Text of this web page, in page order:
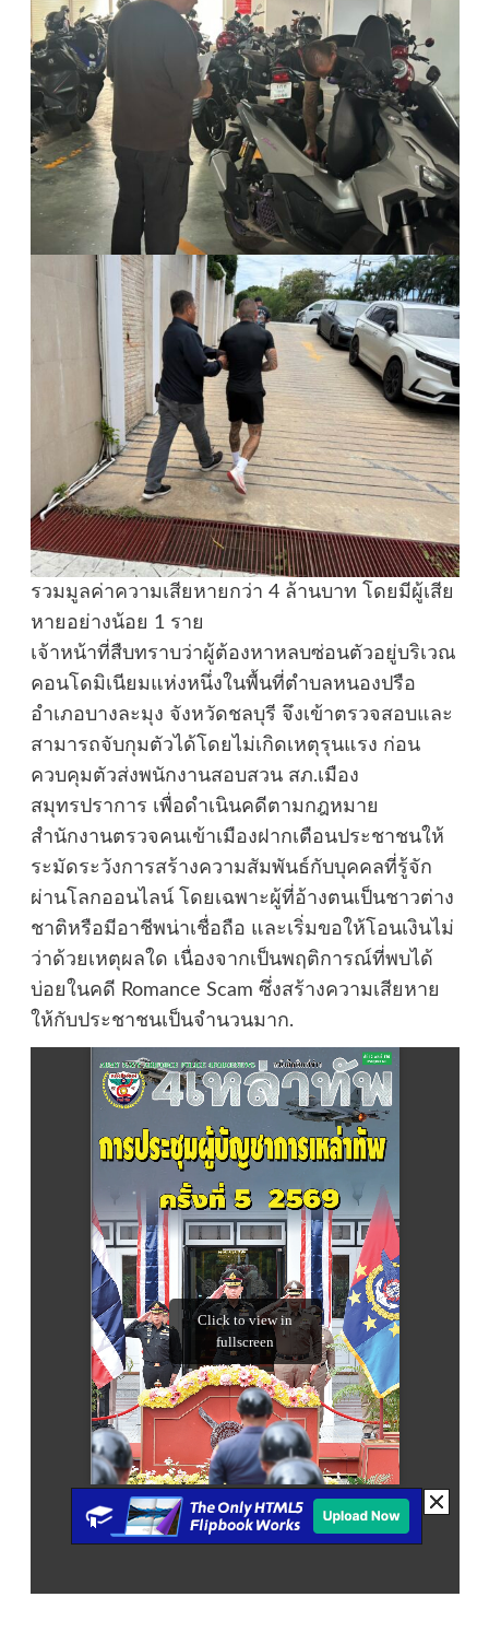
รวมมูลค่าความเสียหายกว่า 4 ล้านบาท โดยมีผู้เสีย
หายอย่างน้อย 1 ราย
เจ้าหน้าที่สืบทราบว่าผู้ต้องหาหลบซ่อนตัวอยู่บริเวณ
คอนโดมิเนียมแห่งหนึ่งในพื้นที่ตำบลหนองปรือ
อำเภอบางละมุง จังหวัดชลบุรี จึงเข้าตรวจสอบและ
สามารถจับกุมตัวได้โดยไม่เกิดเหตุรุนแรง ก่อน
ควบคุมตัวส่งพนักงานสอบสวน สภ.เมือง
สมุทรปราการ เพื่อดำเนินคดีตามกฎหมาย
สำนักงานตรวจคนเข้าเมืองฝากเตือนประชาชนให้
ระมัดระวังการสร้างความสัมพันธ์กับบุคคลที่รู้จัก
ผ่านโลกออนไลน์ โดยเฉพาะผู้ที่อ้างตนเป็นชาวต่าง
ชาติหรือมีอาชีพน่าเชื่อถือ และเริ่มขอให้โอนเงินไม่
ว่าด้วยเหตุผลใด เนื่องจากเป็นพฤติการณ์ที่พบได้
บ่อยในคดี Romance Scam ซึ่งสร้างความเสียหาย
ให้กับประชาชนเป็นจำนวนมาก.